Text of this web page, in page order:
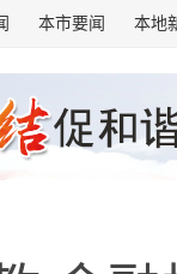
本市要闻 本地